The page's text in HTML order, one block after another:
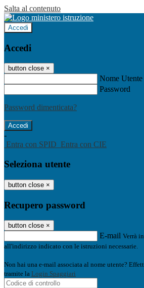
Salta al contenuto
Accedi
Accedi
button close ×
Nome Utente
Password
Password dimenticata?
-
Entra con SPID Entra con CIE
Seleziona utente
button close ×
Recupero password
button close ×
E-mail Verrà
all'indirizzo indicato con le istruzioni necessarie.
Non hai una e-mail associata al nome utente?
tramite la Login Spaggiari